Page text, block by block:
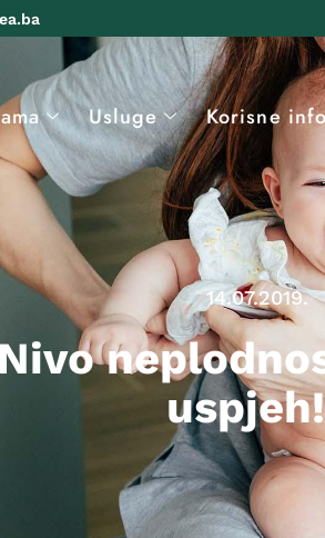
Usluge Korisne
14.07.2019.